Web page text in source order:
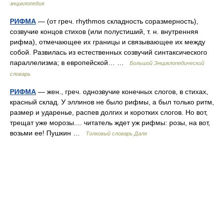
энциклопедия
РИФМА — (от греч. rhythmos складность соразмерность),
созвучие концов стихов (или полустиший, т. н. внутренняя
рифма), отмечающее их границы и связывающее их между
собой. Развилась из естественных созвучий синтаксического
параллелизма; в европейской… …
Большой Энциклопедический
словарь
РИФМА — жен., греч. однозвучие конечных слогов, в стихах,
красный склад. У эллинов не было рифмы, а был только ритм,
размер и ударенье, распев долгих и коротких слогов. Но вот,
трещат уже морозы.... читатель ждет уж рифмы: розы, на вот,
возьми ее! Пушкин …
Толковый словарь Даля